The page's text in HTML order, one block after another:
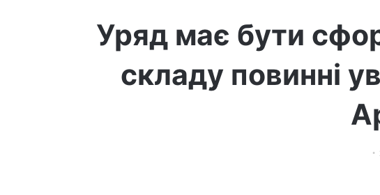
Уряд має бути
складу повинні